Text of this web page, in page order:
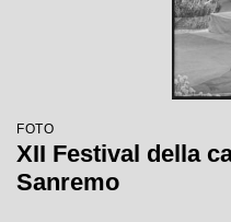
FOTO
XII Festival della
Sanremo